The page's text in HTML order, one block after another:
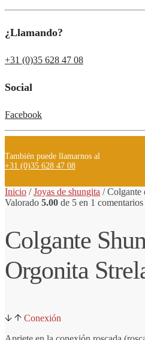
¿Llamando?
+31 (0)35 628 47 08
Social
Facebook
También puede llamarnos al
+31 (0)35 628 47 08
Inicio /Joyas de shungita /Colgante
Valorado 5.00 de 5 en 1
Colgante
Orgonita
Conexión